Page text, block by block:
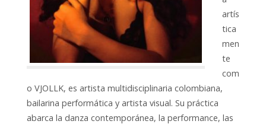
artís
tica
men
te
com
o VJOLLK, es artista multidisciplinaria colombiana,
bailarina performática y artista visual. Su práctica
abarca la danza contemporánea, la performance, las